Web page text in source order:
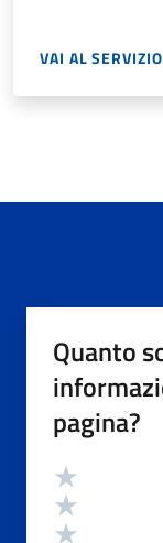
VAI AL SERVIZIO
Quanto
pagina?
Valutazione